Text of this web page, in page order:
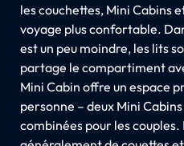
les couchettes, Mini Cabins
voyage plus confortable.
est un peu moindre, les lits
partage le compartiment
Mini Cabin offre un espace
personne – deux Mini
combinées pour les